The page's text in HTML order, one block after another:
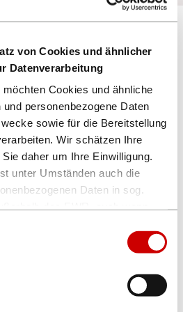
von Cookies und ähnlicher
Datenverarbeitung
Cookies und ähnliche
personenbezogene Daten
sowie für die Bereitstellung
Wir schätzen Ihre
daher um Ihre Einwilligung.
unter Umständen auch die
Daten in sog.
ist. Es besteht u.a. das
auf die verarbeiteten
sind.
und macht Spaß!
zu folgenden Konditionen: